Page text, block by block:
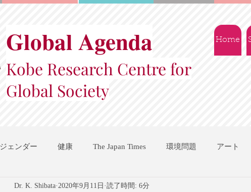
Global Agenda
Kobe Research Centre for
Global Society
Home
ジェンダー 健康 The Japan Times 環境問題 アート
地域都市政策 国際機関 地域振興
Dr. K. Shibata 2020年9月11日 読了時間: 6分